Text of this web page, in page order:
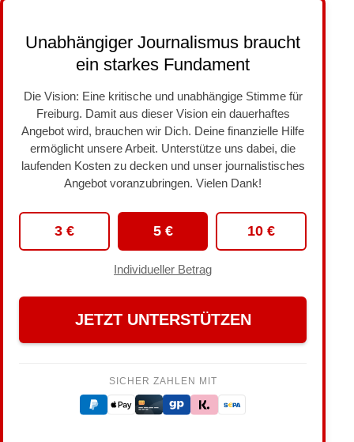
Unabhängiger Journalismus braucht
ein starkes Fundament
Die Vision: Eine kritische und unabhängige Stimme für
Freiburg. Damit aus dieser Vision ein dauerhaftes
Angebot wird, brauchen wir Dich. Deine finanzielle Hilfe
ermöglicht unsere Arbeit. Unterstütze uns dabei, die
laufenden Kosten zu decken und unser journalistisches
Angebot voranzubringen. Vielen Dank!
3 € 5 € 10 €
Individueller Betrag
JETZT UNTERSTÜTZEN
SICHER ZAHLEN MIT